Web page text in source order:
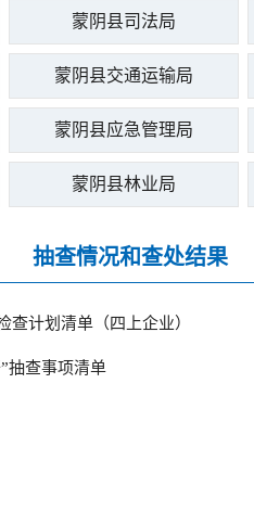
蒙阴县司法局
蒙阴县交通运输局
蒙阴县应急管理局
蒙阴县林业局
抽查情况和查处结果
查计划清单（四上企业）
抽查事项清单